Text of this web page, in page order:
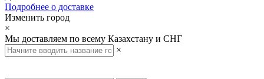
Подробнее о доставке
Изменить город
×
Мы доставляем по всему Казахстану и СНГ
×